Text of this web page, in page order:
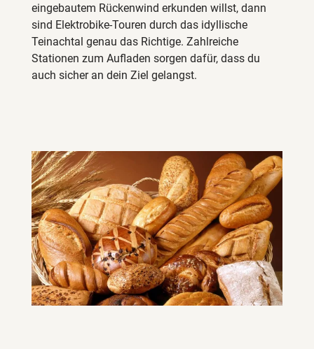
eingebautem Rückenwind erkunden willst, dann
sind Elektrobike-Touren durch das idyllische
Teinachtal genau das Richtige. Zahlreiche
Stationen zum Aufladen sorgen dafür, dass du
auch sicher an dein Ziel gelangst.